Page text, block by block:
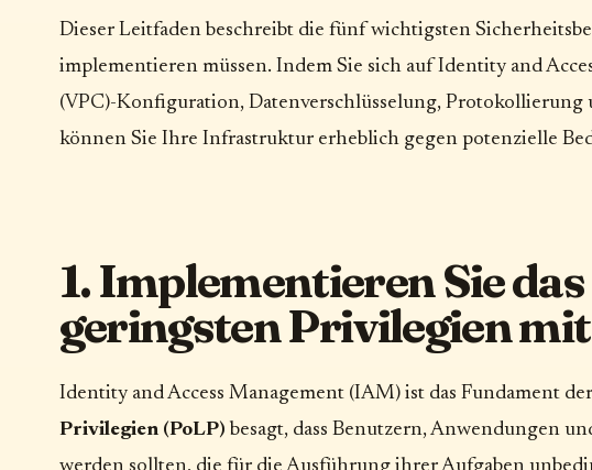
Dieser Leitfaden beschreibt die fünf wichtigsten
implementieren müssen. Indem Sie sich auf Identity and
(VPC)-Konfiguration, Datenverschlüsselung,
können Sie Ihre Infrastruktur erheblich gegen potenzielle
1. Implementieren Sie
geringsten Privilegien
Identity and Access Management (IAM) ist das Fundament
Privilegien (PoLP) besagt, dass Benutzern, Anwendungen